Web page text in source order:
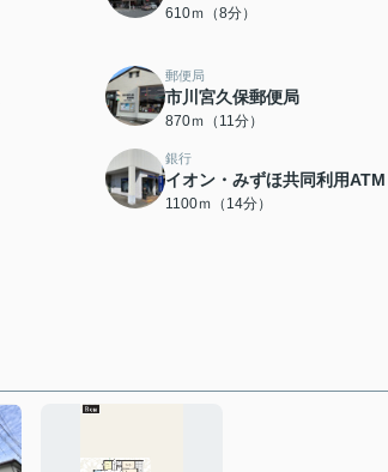
610ｍ（8分）
郵便局
市川宮久保郵便局
870ｍ（11分）
銀行
イオン・みずほ共同利用ATM
1100ｍ（14分）